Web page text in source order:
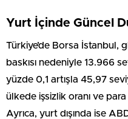
Yurt İçinde Güncel
Türkiye’de Borsa İstanbul,
baskısı nedeniyle 13.966
yüzde 0,1 artışla 45,97
ülkede işsizlik oranı ve
Ayrıca, yurt dışında ise